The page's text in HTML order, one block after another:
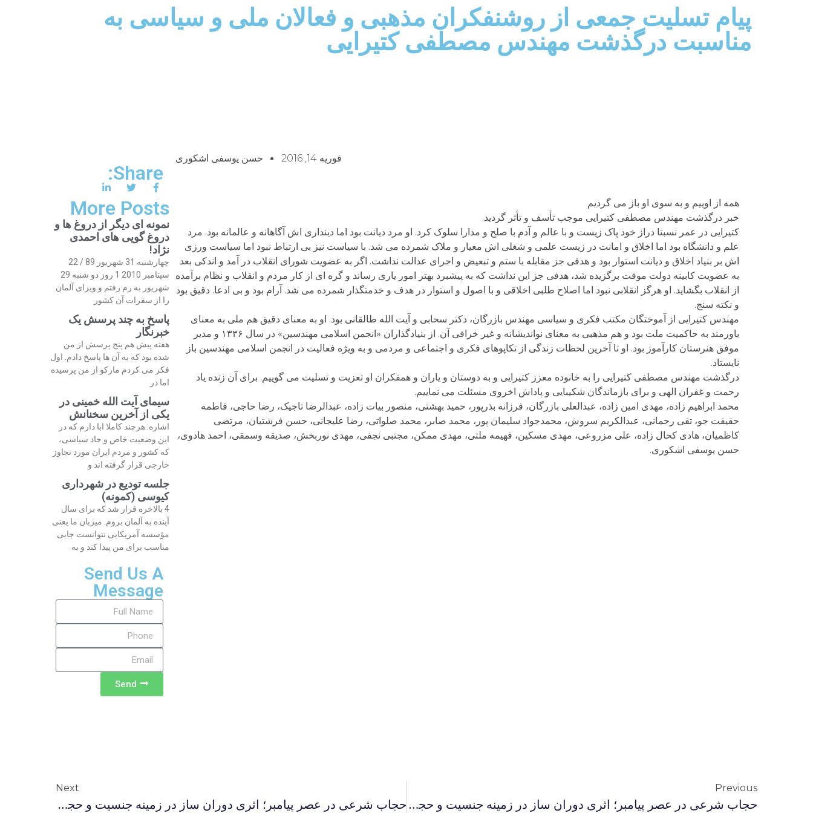
پیام تسلیت جمعی از روشنفکران مذهبی و فعالان ملی و سیاسی به
مناسبت درگذشت مهندس مصطفی کتیرایی
فوریه 14, 2016 حسن یوسفی اشکوری
همه از اوییم و به سوی او باز می گردیم
خبر درگذشت مهندس مصطفی کتیرایی موجب تأسف و تأثر گردید.
کتیرایی در عمر نسبتا دراز خود پاک زیست و با عالم و آدم با صلح و مدارا سلوک کرد. او مرد دیانت بود اما دینداری اش آگاهانه و عالمانه بود. مرد
علم و دانشگاه بود اما اخلاق و امانت در زیست علمی و شغلی اش معیار و ملاک شمرده می شد. با سیاست نیز بی ارتباط نبود اما سیاست ورزی
اش بر بنیاد اخلاق و دیانت استوار بود و هدفی جز مقابله با ستم و تبعیض و اجرای عدالت نداشت. اگر به عضویت شورای انقلاب در آمد و اندکی بعد
به عضویت کابینه دولت موقت برگزیده شد، هدفی جز این نداشت که به پیشبرد بهتر امور یاری رساند و گره ای از کار مردم و انقلاب و نظام برآمده
از انقلاب بگشاید. او هرگز انقلابی نبود اما اصلاح طلبی اخلاقی و با اصول و استوار در هدف و خدمتگذار شمرده می شد. آرام بود و بی ادعا. دقیق بود
و نکته سنج.
مهندس کتیرایی از آموختگان مکتب فکری و سیاسی مهندس بازرگان، دکتر سحابی و آیت الله طالقانی بود. او به معنای دقیق هم ملی به معنای
باورمند به حاکمیت ملت بود و هم مذهبی به معنای نواندیشانه و غیر خرافی آن. از بنیادگذاران «انجمن اسلامی مهندسین» در سال ۱۳۳۶ و مدیر
موفق هنرستان کارآموز بود. او تا آخرین لحظات زندگی از تکاپوهای فکری و اجتماعی و مردمی و به ویژه فعالیت در انجمن اسلامی مهندسین باز
نایستاد.
درگذشت مهندس مصطفی کتیرایی را به خانوده معزز کتیرایی و به دوستان و یاران و همفکران او تعزیت و تسلیت می گوییم. برای آن زنده یاد
رحمت و غفران الهی و برای بازماندگان شکیبایی و پاداش اخروی مسئلت می نماییم.
محمد ابراهیم زاده، مهدی امین زاده، عبدالعلی بازرگان، فرزانه بذرپور، حمید بهشتی، منصور بیات زاده، عبدالرضا تاجیک، رضا حاجی، فاطمه
حقیقت جو، تقی رحمانی، عبدالکریم سروش، محمدجواد سلیمان پور، محمد صابر، محمد صلواتی، رضا علیجانی، حسن فرشتیان، مرتضی
کاظمیان، هادی کحال زاده، علی مزروعی، مهدی مسکین، فهیمه ملتی، مهدی ممکن، مجتبی نجفی، مهدی نوربخش، صدیقه وسمقی، احمد هادوی،
حسن یوسفی اشکوری.
Share:
More Posts
نمونه ای دیگر از دروغ ها و
دروغ گویی های احمدی
نژاد!
چهارشنبه 31 شهریور 89 / 22
سپتامبر 2010 1 روز دو شنبه 29
شهریور به رم رفتم و ویزای آلمان
را از سفرات آن کشور
پاسخ به چند پرسش یک
خبرنگار
هفته پیش هم پنج پرسش از من
شده بود که به آن ها پاسخ دادم. اول
فکر می کردم مارکو از من پرسیده
اما در
سیمای آیت الله خمینی در
یکی از آخرین سخنانش
اشاره: هرچند کاملا ابا دارم که در
این وضعیت خاص و حاد سیاسی،
که کشور و مردم ایران مورد تجاوز
خارجی قرار گرفته اند و
جلسه تودیع در شهرداری
کیوسی (کمونه)
4 بالاخره قرار شد که برای سال
آینده به آلمان بروم. میزبان ما یعنی
مؤسسه آمریکایی نتوانست جایی
مناسب برای من پیدا کند و به
Send Us A
Message
Send
Previous
حجاب شرعی در عصر پیامبر؛ اثری دوران ساز در زمینه جنسیت و حجاب اسلامی
Next
حجاب شرعی در عصر پیامبر؛ اثری دوران ساز در زمینه جنسیت و حجاب اسلامی